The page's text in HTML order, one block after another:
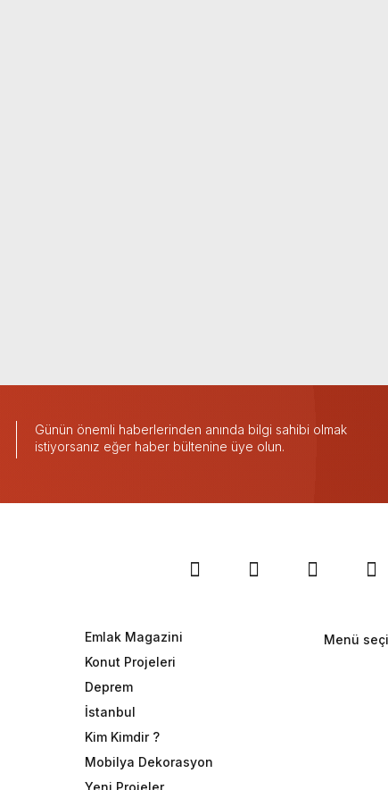
Günün önemli haberlerinden anında bilgi sahibi olmak
istiyorsanız eğer haber bültenine üye olun.
Emlak Magazini
Konut Projeleri
Deprem
İstanbul
Kim Kimdir ?
Mobilya Dekorasyon
Menü